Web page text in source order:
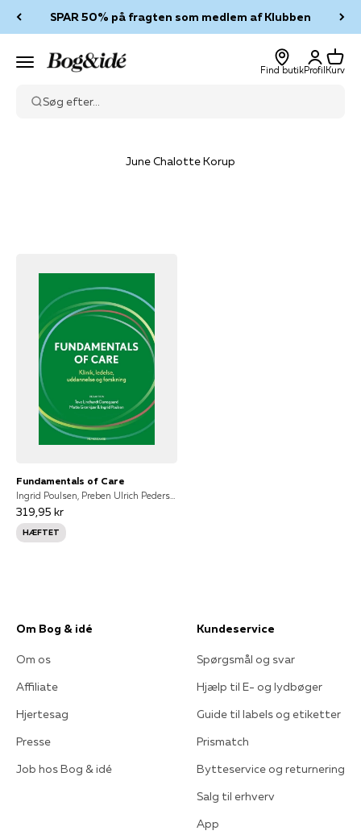
SPAR 50% på fragten som medlem af Klubben
Menu Bog & idé
Find butik
Log ind
Profil
Kurv
Kurv
Søg efter...
June Chalotte Korup
Fundamentals of Care
Ingrid Poulsen, Preben Ulrich Pedersen, Tove Lindhardt Damsgaard, Iben Bøgh Bahnsen, Siri Lygum Voldbjerg, Lena Aadal, Tove Kilde, Mette Grønkjær, Alison Kitson, Charlotte Fuglesang, Lisbeth Kjær Lagoni, Helen Kæstel, Anette Sloth, Majbritt Bøgh Riis, June Chalotte Korup, Britt Laugesen, Signe Eekholm, Marianne Brostrup Sachs, Simone Kellenberger, Marianne Wetendorff Nørgaard, Jette Christiansen, Vibeke Høgh, Mette Geil Kollerup, Rebecca Feo, Alexandra Mudd, Tiffany Conroy, Kathrine Hoffmann Kusk
319,95 kr
HÆFTET
Om Bog & idé
Om os
Affiliate
Hjertesag
Presse
Job hos Bog & idé
Kundeservice
Spørgsmål og svar
Hjælp til E- og lydbøger
Guide til labels og etiketter
Prismatch
Bytteservice og returnering
Salg til erhverv
App